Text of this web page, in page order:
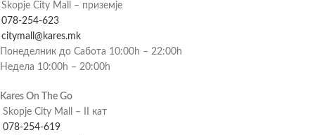
Skopje City Mall – приземје
078-254-623
citymall@kares.mk
Понеделник до Сабота 10:00h – 22:00h
Недела 10:00h – 20:00h
Kares On The Go
Skopje City Mall – II кат
078-254-619